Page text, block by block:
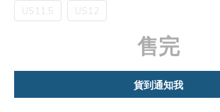
US11.5 US12
售完
貨到通知我